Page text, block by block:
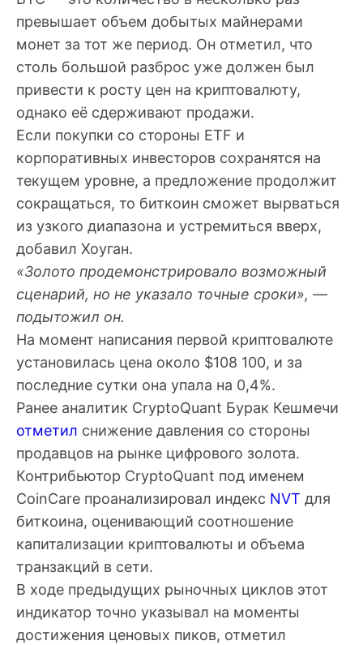
превышает объем добытых майнерами
монет за тот же период. Он отметил, что
столь большой разброс уже должен был
привести к росту цен на криптовалюту,
однако её сдерживают продажи.
Если покупки со стороны ETF и
корпоративных инвесторов сохранятся на
текущем уровне, а предложение продолжит
сокращаться, то биткоин сможет вырваться
из узкого диапазона и устремиться вверх,
добавил Хоуган.
«Золото продемонстрировало возможный
сценарий, но не указало точные сроки», —
подытожил он.
На момент написания первой криптовалюте
установилась цена около $108 100, и за
последние сутки она упала на 0,4%.
Ранее аналитик CryptoQuant Бурак Кешмечи
отметил снижение давления со стороны
продавцов на рынке цифрового золота.
Контрибьютор CryptoQuant под именем
CoinCare проанализировал индекс NVT для
биткоина, оценивающий соотношение
капитализации криптовалюты и объема
транзакций в сети.
В ходе предыдущих рыночных циклов этот
индикатор точно указывал на моменты
достижения ценовых пиков, отметил